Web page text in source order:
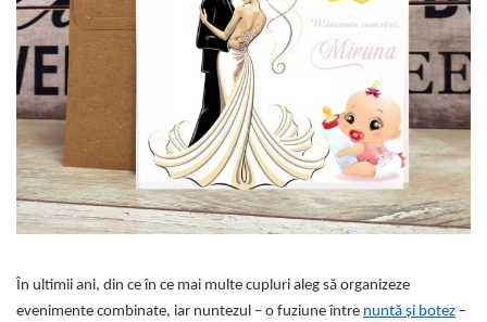
Meniuri & nr de BOTEZ
Plicuri si cartoane pentru
INVITATII
TAVA pentru MOT
Cruciulite de BOTEZ
Invitatii BANCHET
Baloane & decoratiuni BOTEZ
Pahare Miri & Nasi
Cocarde nunta
Inmormatare/pomana
Meniuri pentru NUNTA
Decoratiuni NUNTA
În ultimii ani, din ce în ce mai multe cupluri aleg să organizeze
evenimente combinate, iar nuntezul – o fuziune între nuntă și botez –